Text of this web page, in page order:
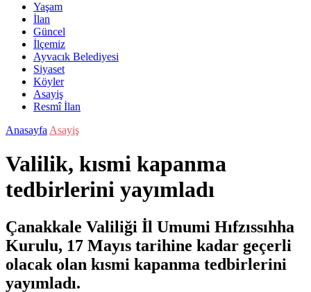
Yaşam
İlan
Güncel
İlçemiz
Ayvacık Belediyesi
Siyaset
Köyler
Asayiş
Resmî İlan
Anasayfa Asayiş
Valilik, kısmi kapanma
tedbirlerini yayımladı
Çanakkale Valiliği İl Umumi Hıfzıssıhha
Kurulu, 17 Mayıs tarihine kadar geçerli
olacak olan kısmi kapanma tedbirlerini
yayımladı.